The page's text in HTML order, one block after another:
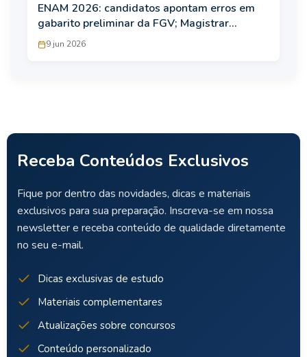
ENAM 2026: candidatos apontam erros em
gabarito preliminar da FGV; Magistrar
disponibilizará fundamentos de recursos!
9 jun 2026
Receba Conteúdos Exclusivos
Fique por dentro das novidades, dicas e materiais
exclusivos para sua preparação. Inscreva-se em nossa
newsletter e receba conteúdo de qualidade diretamente
no seu e-mail.
Dicas exclusivas de estudo
Materiais complementares
Atualizações sobre concursos
Conteúdo personalizado